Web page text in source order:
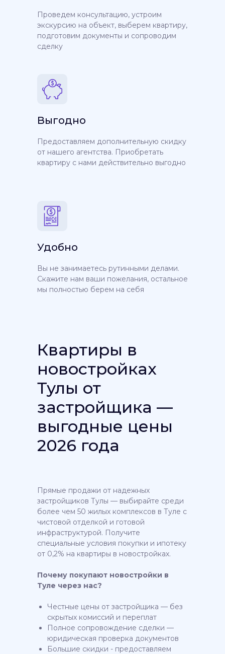
Проведем консультацию, устроим
экскурсию на объект, выберем квартиру,
подготовим документы и сопроводим
сделку
Выгодно
Предоставляем дополнительную скидку
от нашего агентства. Приобретать
квартиру с нами действительно выгодно
Вы не занимаетесь рутинными делами.
Скажите нам ваши пожелания, остальное
мы полностью берем на себя
Удобно
Квартиры в
новостройках
Тулы от
застройщика —
выгодные цены
2026 года
Прямые продажи от надежных
застройщиков Тулы — выбирайте среди
более чем 50 жилых комплексов в Туле с
чистовой отделкой и готовой
инфраструктурой. Получите
специальные условия покупки и ипотеку
от 0,2% на квартиры в новостройках.
Почему покупают новостройки в
Туле через нас?
Честные цены от застройщика — без
скрытых комиссий и переплат
Полное сопровождение сделки —
юридическая проверка документов
Большие скидки - предоставляем